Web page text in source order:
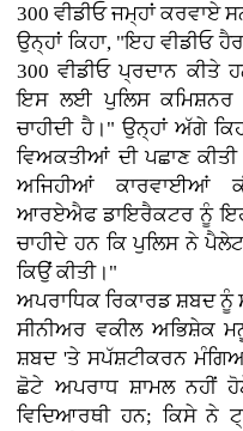
300 ਵੀਡੀਓ ਜਮ੍ਹਾਂ ਕਰਵਾਏ
ਉਨ੍ਹਾਂ ਕਿਹਾ, "ਇਹ ਵੀਡੀਓ
300 ਵੀਡੀਓ ਪ੍ਰਦਾਨ
ਇਸ ਲਈ ਪੁਲਿਸ ਕਮਿਸ਼ਨਰ
ਚਾਹੀਦੀ ਹੈ।" ਉਨ੍ਹਾਂ ਅੱਗੇ
ਵਿਅਕਤੀਆਂ ਦੀ ਪਛਾਣ
ਅਜਿਹੀਆਂ ਕਾਰਵਾਈਆਂ
ਆਰਏਐਫ ਡਾਇਰੈਕਟਰ ਨੂੰ ਇਹ
ਚਾਹੀਦੇ ਹਨ ਕਿ ਪੁਲਿਸ ਨੇ
ਕਿਉਂ ਕੀਤੀ।"
ਅਪਰਾਧਿਕ ਰਿਕਾਰਡ ਸ਼ਬਦ
ਸੀਨੀਅਰ ਵਕੀਲ ਅਭਿਸ਼ੇਕ
ਸ਼ਬਦ 'ਤੇ ਸਪੱਸ਼ਟੀਕਰਨ
ਛੋਟੇ ਅਪਰਾਧ ਸ਼ਾਮਲ ਨਹੀਂ
ਵਿਦਿਆਰਥੀ ਹਨ; ਕਿਸੇ ਨੇ